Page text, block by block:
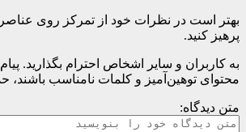
بهتر است در نظرات خود از تمرکز روی
پرهیز کنید.
به کاربران و سایر اشخاص احترام بگذارید.
محتوای توهین‌آمیز و کلمات نامناسب
متن دیدگاه: